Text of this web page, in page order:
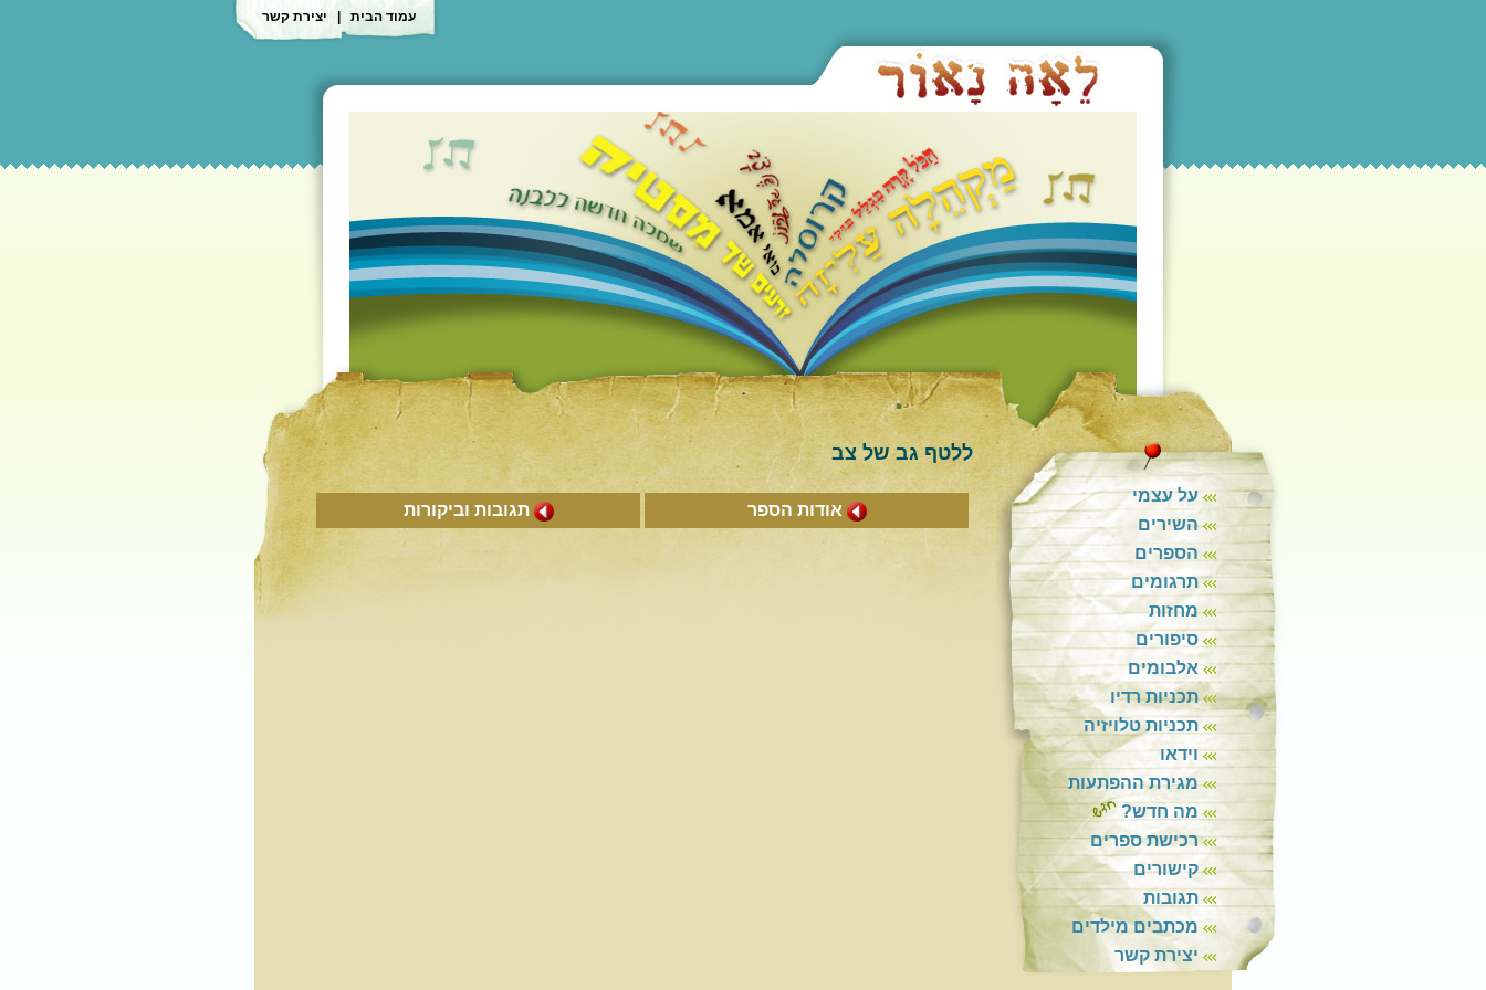
עמוד הבית יצירת קשר
על עצמי
השירים
הספרים
תרגומים
מחזות
סיפורים
אלבומים
תכניות רדיו
תכניות טלויזיה
וידאו
מגירת ההפתעות
מה חדש?
רכישת ספרים
קישורים
תגובות
מכתבים מילדים
יצירת קשר
ללטף גב של צב
אודות הספר תגובות וביקורות